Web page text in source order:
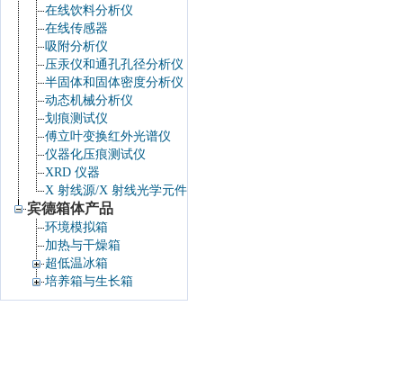
在线饮料分析仪
在线传感器
吸附分析仪
压汞仪和通孔孔径分析仪
半固体和固体密度分析仪
动态机械分析仪
划痕测试仪
傅立叶变换红外光谱仪
仪器化压痕测试仪
XRD 仪器
X 射线源/X 射线光学元件
宾德箱体产品
环境模拟箱
加热与干燥箱
超低温冰箱
培养箱与生长箱